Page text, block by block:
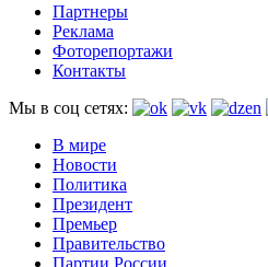
Партнеры
Реклама
Фоторепортажи
Контакты
Мы в соц сетях:
В мире
Новости
Политика
Президент
Премьер
Правительство
Партии России